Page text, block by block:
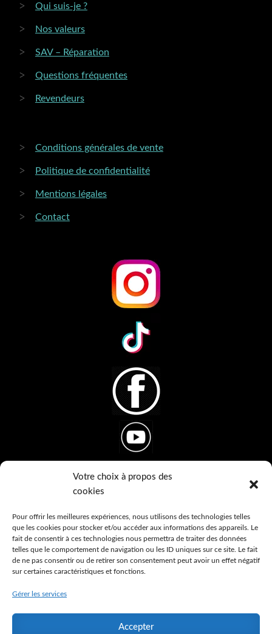
Votre choix à propos des
cookies
Pour offrir les meilleures expériences, nous utilisons des technologies telles
que les cookies pour stocker et/ou accéder aux informations des appareils. Le
fait de consentir à ces technologies nous permettra de traiter des données
telles que le comportement de navigation ou les ID uniques sur ce site. Le fait
de ne pas consentir ou de retirer son consentement peut avoir un effet négatif
sur certaines caractéristiques et fonctions.
Gérer les services
Accepter
Qui suis-je ?
Nos valeurs
SAV – Réparation
Questions fréquentes
Revendeurs
Conditions générales de vente
Politique de confidentialité
Mentions légales
Contact
10, lotissement du Doulou
48500 Banassac-Canilhac
France
Ton bracelet en pierres naturelles personnalisé en
fonction de ton thème astral